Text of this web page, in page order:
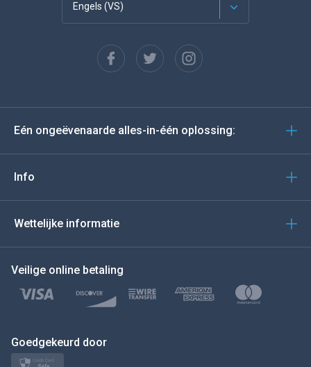
Engels (VS)
Español
Deutsch
Türkçe
Polski
日本
Eén ongeëvenaarde alles-in-één oplossing:
Info
Wettelijke informatie
Veilige online betaling
Goedgekeurd door